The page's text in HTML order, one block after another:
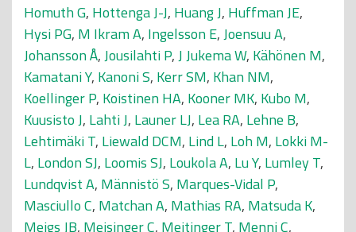
Homuth G, Hottenga J-J, Huang J, Huffman JE,
Hysi PG, M Ikram A, Ingelsson E,Joensuu A,
Johansson Å,Jousilahti P,J Jukema W, Kähönen M,
Kamatani Y, Kanoni S, Kerr SM, Khan NM,
Koellinger P, Koistinen HA, Kooner MK, Kubo M,
Kuusisto J, Lahti J, Launer LJ, Lea RA, Lehne B,
Lehtimäki T, Liewald DCM, Lind L, Loh M, Lokki M-
L, London SJ, Loomis SJ, Loukola A, Lu Y, Lumley T,
Lundqvist A, Männistö S, Marques-Vidal P,
Masciullo C, Matchan A, Mathias RA, Matsuda K,
Meigs JB, Meisinger C, Meitinger T, Menni C,